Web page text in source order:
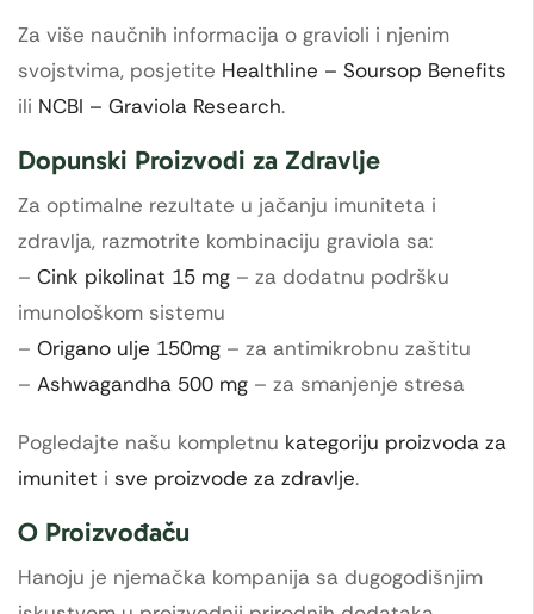
Za više naučnih informacija o gravioli i njenim
svojstvima, posjetite Healthline – Soursop Benefits
ili NCBI – Graviola Research.
Dopunski Proizvodi za Zdravlje
Za optimalne rezultate u jačanju imuniteta i
zdravlja, razmotrite kombinaciju graviola sa:
– Cink pikolinat 15 mg – za dodatnu podršku
imunološkom sistemu
– Origano ulje 150mg – za antimikrobnu zaštitu
– Ashwagandha 500 mg – za smanjenje stresa
Pogledajte našu kompletnu kategoriju proizvoda za
imunitet i sve proizvode za zdravlje.
O Proizvođaču
Hanoju je njemačka kompanija sa dugogodišnjim